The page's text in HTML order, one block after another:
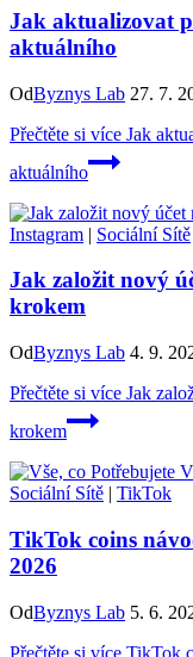
Jak aktualizovat
aktuálního
OdByznys Lab 27. 7.
Přečtěte si více Jak
aktuálního
Instagram | Sociální Sítě
Jak založit nový
krokem
OdByznys Lab 4. 9.
Přečtěte si více Jak
krokem
Sociální Sítě | TikTok
TikTok coins
2026
OdByznys Lab 5. 6.
Přečtěte si více TikTok